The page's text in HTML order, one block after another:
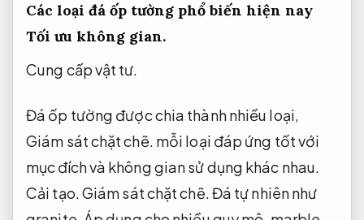
Các loại đá ốp tường phổ biến hiện nay
Tối ưu không gian.
Cung cấp vật tư.
Đá ốp tường được chia thành nhiều loại,
Giám sát chặt chẽ. mỗi loại đáp ứng tốt với
mục đích và không gian sử dụng khác nhau.
Cải tạo.Giám sát chặt chẽ.Đá tự nhiên như